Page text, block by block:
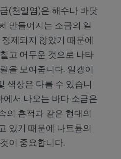
(천일염)은 해수나 바닷
만들어지는 소금의 일
제되지 않았기 때문에
고 어두운 것으로 나타
을 보여줍니다. 알갱이
색상은 다를 수 있습니
에서 나오는 바다 소금은
의 흔적과 같은 현대의
있기 때문에 나트륨의
이 중요합니다.